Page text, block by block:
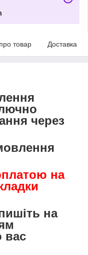
товар Доставка
через
на
на
вас